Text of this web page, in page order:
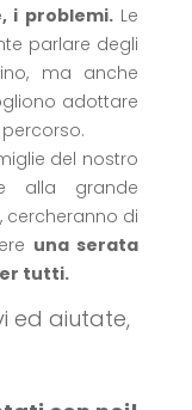
i problemi.Le
parlare degli
ma anche
adottare
del nostro
alla grande
cercheranno di
una serata
tutti.
ed aiutate,